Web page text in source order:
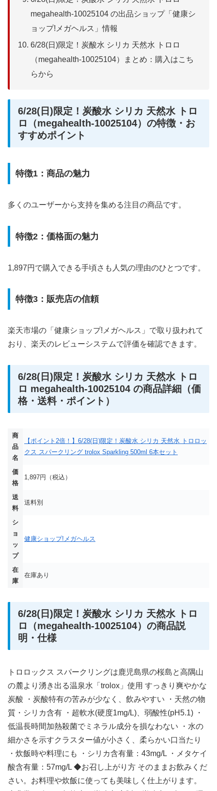
megahealth-10025104 の出品ショップ「健康シ
ョップ!メガヘルス」情報
6/28(日)限定！炭酸水 シリカ 天然水 トロロ
（megahealth-10025104）まとめ：購入はこち
らから
6/28(日)限定！炭酸水 シリカ 天然水 トロ
ロ（megahealth-10025104）の特徴・お
すすめポイント
特徴1：商品の魅力
多くのユーザーから支持を集める注目の商品です。
特徴2：価格面の魅力
1,897円で購入できる手頃さも人気の理由のひとつです。
特徴3：販売店の信頼
楽天市場の「健康ショップ!メガヘルス」で取り扱われて
おり、楽天のレビューシステムで評価を確認できます。
6/28(日)限定！炭酸水 シリカ 天然水 トロ
ロ megahealth-10025104 の商品詳細（価
格・送料・ポイント）
商
品
名
【ポイント2倍！】6/28(日)限定！炭酸水 シリカ 天然水 トロロッ
クス スパークリング trolox Sparkling 500ml 6本セット
価
格
1,897円（税込）
送
料
送料別
シ
ョ
ッ
プ
健康ショップ!メガヘルス
在
庫
在庫あり
6/28(日)限定！炭酸水 シリカ 天然水 トロ
ロ（megahealth-10025104）の商品説
明・仕様
トロロックス スパークリングは鹿児島県の桜島と高隅山
の麓より湧き出る温泉水「trolox」使用 すっきり爽やかな
炭酸 ・炭酸特有の苦みが少なく、飲みやすい ・天然の物
質・シリカ含有 ・超軟水(硬度1mg/L)、弱酸性(pH5.1) ・
低温長時間加熱殺菌でミネラル成分を損なわない ・水の
細かさを示すクラスター値が小さく、柔らかい口当たり
・炊飯時や料理にも ・シリカ含有量：43mg/L ・メタケイ
酸含有量：57mg/L ◆お召し上がり方 そのままお飲みくだ
さい。お料理や炊飯に使っても美味しく仕上がります。